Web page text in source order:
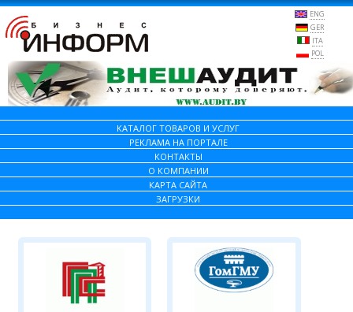
ENG
GER
ITA
POL
КАТАЛОГ ТОВАРОВ И УСЛУГ
РЕКЛАМА НА ПОРТАЛЕ
КОНТАКТЫ
О КОМПАНИИ
КАРТА САЙТА
ЗАГРУЗКИ